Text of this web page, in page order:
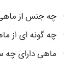
چه جنس از ماهی
چه گونه ای از
ماهی دارای چه